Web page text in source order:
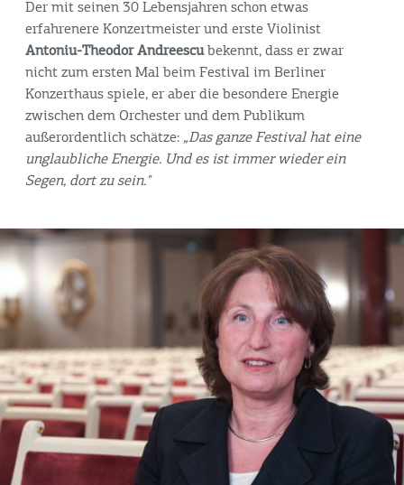
Der mit seinen 30 Lebensjahren schon etwas
erfahrenere Konzertmeister und erste Violinist
Antoniu-Theodor Andreescubekennt, dass er zwar
nicht zum ersten Mal beim Festival im Berliner
Konzerthaus spiele, er aber die besondere Energie
zwischen dem Orchester und dem Publikum
außerordentlich schätze: „Das ganze Festival hat eine
unglaubliche Energie. Und es ist immer wieder ein
Segen, dort zu sein."